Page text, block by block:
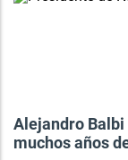
Alejandro
muchos años